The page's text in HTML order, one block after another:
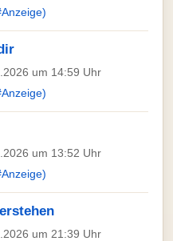
um 14:59 Uhr
um 13:52 Uhr
um 21:39 Uhr